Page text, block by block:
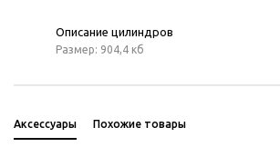
Описание цилиндров
Размер: 904,4 кб
Аксессуары Похожие товары